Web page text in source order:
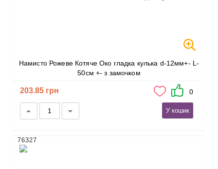
Намисто Рожеве Котяче Око гладка кулька d-12мм+- L-
50см +- з замочком
203.85 грн 0
У кошик
76327